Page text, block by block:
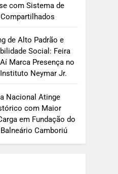
com Sistema de
de Alto Padrão e
Social: Feira
Marca Presença no
Neymar Jr.
Nacional Atinge
com Maior
em Fundação do
Camboriú